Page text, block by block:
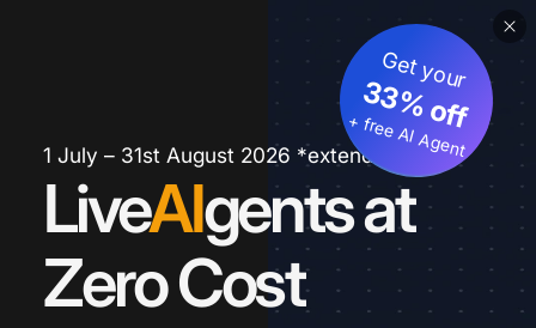
1 July – 31st August 2026 *extended
LiveAIgents at
Zero Cost
Get your
33% off
+ free AI Agent